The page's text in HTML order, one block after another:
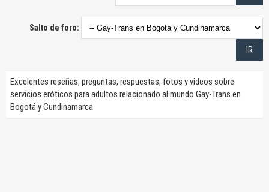
Salto de foro:
Excelentes reseñas, preguntas, respuestas, fotos y videos sobre
servicios eróticos para adultos relacionado al mundo Gay-Trans en
Bogotá y Cundinamarca